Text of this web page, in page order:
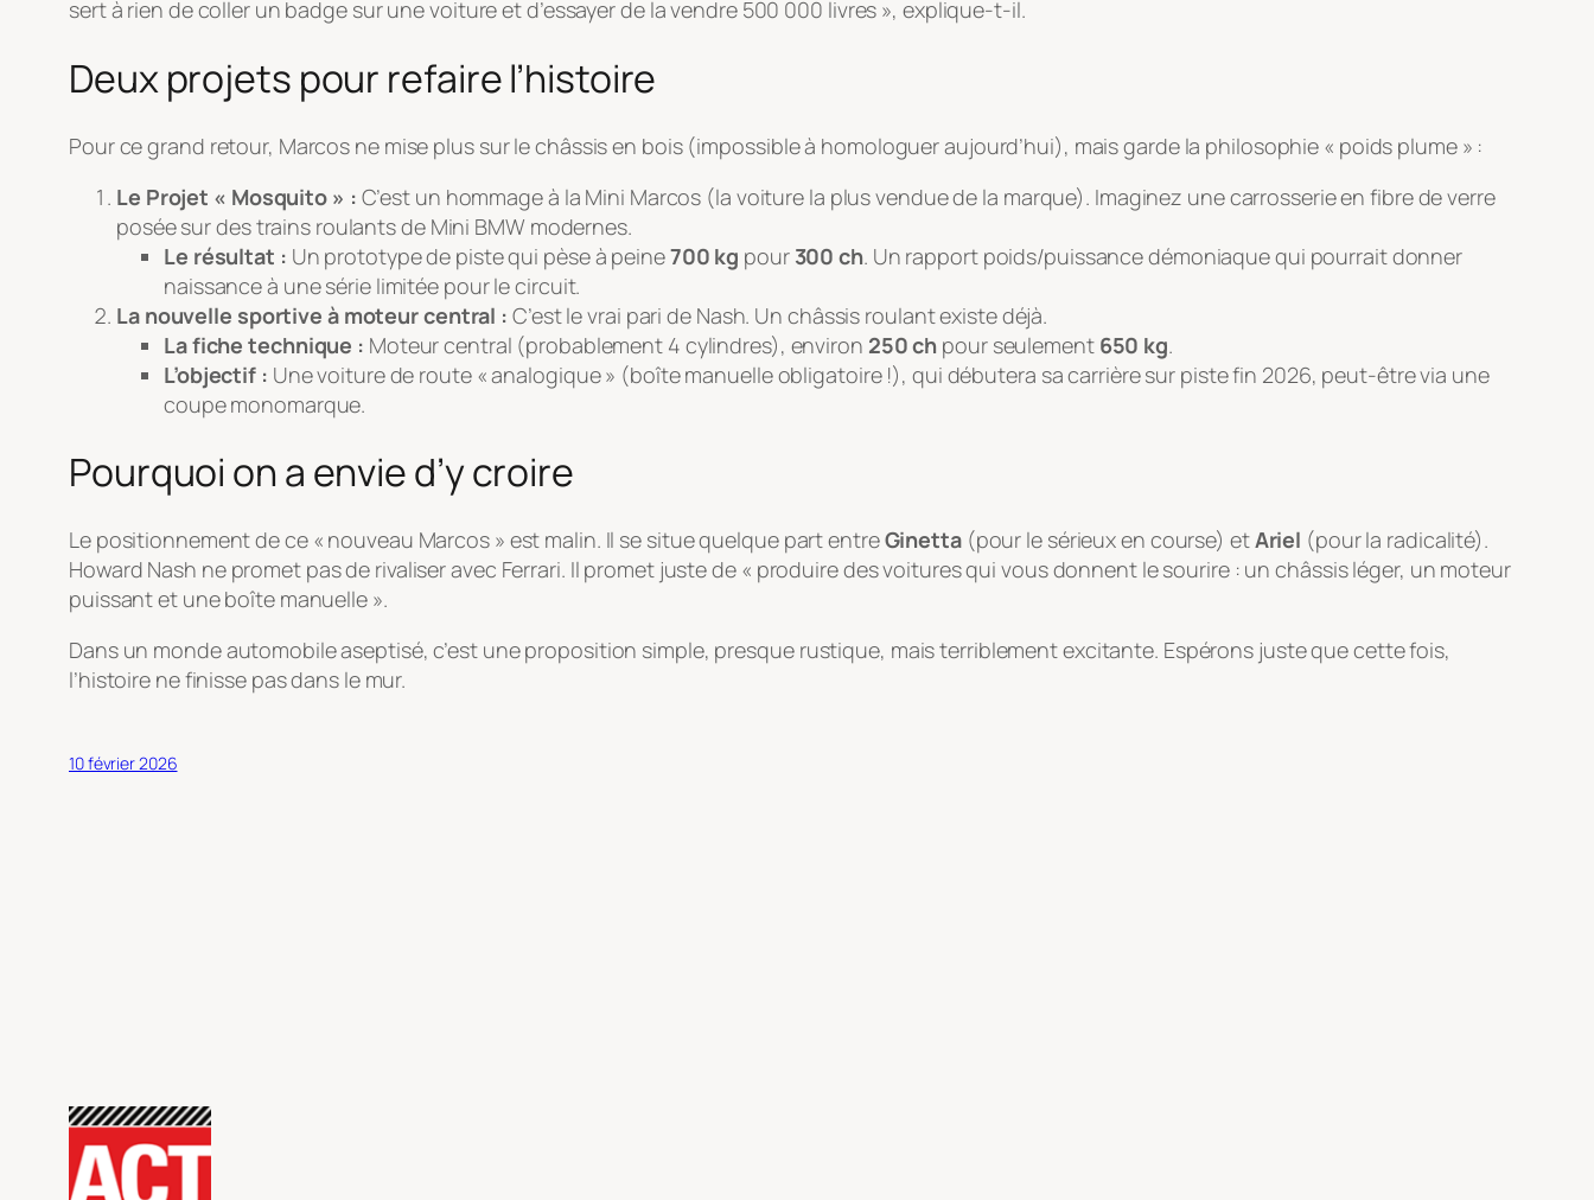
sert à rien de coller un badge sur une voiture et d’essayer de la vendre 500 000 livres », explique-t-il.
Deux projets pour refaire l’histoire
Pour ce grand retour, Marcos ne mise plus sur le châssis en bois (impossible à homologuer aujourd’hui), mais garde la philosophie « poids plume » :
Le Projet « Mosquito » : C’est un hommage à la Mini Marcos (la voiture la plus vendue de la marque). Imaginez une carrosserie en fibre de verre
posée sur des trains roulants de Mini BMW modernes.
Le résultat : Un prototype de piste qui pèse à peine700 kg pour 300 ch. Un rapport poids/puissance démoniaque qui pourrait donner
naissance à une série limitée pour le circuit.
La nouvelle sportive à moteur central : C’est le vrai pari de Nash. Un châssis roulant existe déjà.
La fiche technique : Moteur central (probablement 4 cylindres), environ 250 ch pour seulement 650 kg.
L’objectif : Une voiture de route « analogique » (boîte manuelle obligatoire !), qui débutera sa carrière sur piste fin 2026, peut-être via une
coupe monomarque.
Pourquoi on a envie d’y croire
Le positionnement de ce « nouveau Marcos » est malin. Il se situe quelque part entreGinetta(pour le sérieux en course) etAriel (pour la radicalité).
Howard Nash ne promet pas de rivaliser avec Ferrari. Il promet juste de « produire des voitures qui vous donnent le sourire : un châssis léger, un moteur
puissant et une boîte manuelle ».
Dans un monde automobile aseptisé, c’est une proposition simple, presque rustique, mais terriblement excitante. Espérons juste que cette fois,
l’histoire ne finisse pas dans le mur.
10 février 2026